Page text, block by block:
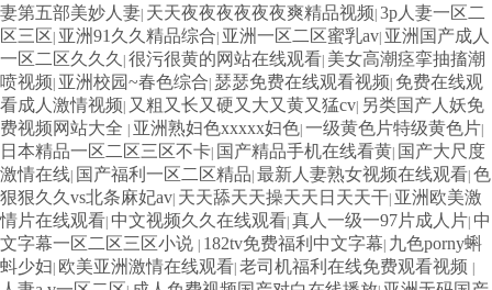
妻第五部美妙人妻| 天天夜夜夜夜夜夜爽精品视频| 3p人妻一区二
区三区| 亚洲91久久精品综合| 亚洲一区二区蜜乳av| 亚洲国产成人
一区二区久久久 | 很污很黄的网站在线观看| 美女高潮痉挛抽搐潮
喷视频| 亚洲校园~春色综合| 瑟瑟免费在线观看视频| 免费在线观
看成人激情视频| 又粗又长又硬又大又黄又猛cv| 另类国产人妖免
费视频网站大全 | 亚洲熟妇色xxxxx妇色| 一级黄色片特级黄色片|
日本精品一区二区三区不卡| 国产精品手机在线看黄| 国产大尺度
激情在线| 国产福利一区二区精品| 最新人妻熟女视频在线观看| 色
狠狠久久vs北条麻妃av| 天天舔天天操天天日天天干| 亚洲欧美激
情片在线观看| 中文视频久久在线观看| 真人一级一97片成人片| 中
文字幕一区二区三区小说 | 182tv免费福利中文字幕| 九色porny蝌
蚪少妇| 欧美亚洲激情在线观看| 老司机福利在线免费观看视频 |